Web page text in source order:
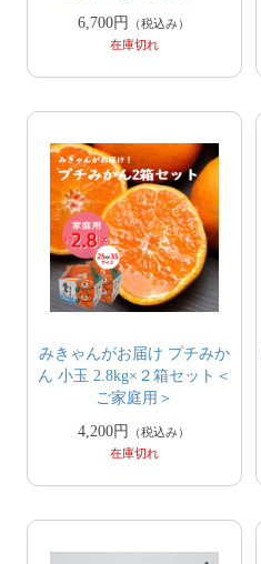
6,700円
（税込み）
在庫切れ
みきゃんがお届け プチみか
ん 小玉 2.8kg×２箱セット＜
ご家庭用＞
4,200円
（税込み）
在庫切れ